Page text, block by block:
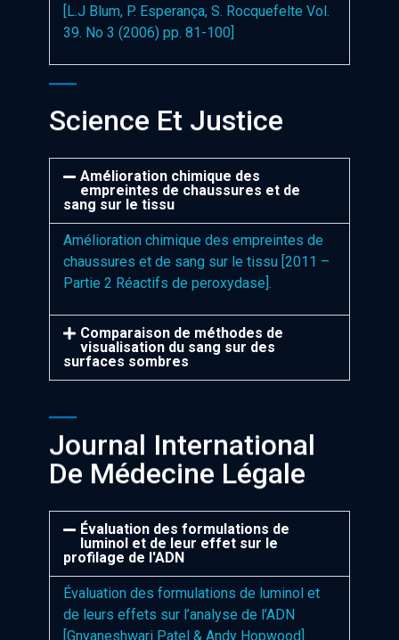
[L.J Blum, P. Esperança, S. Rocquefelte Vol.
39. No 3 (2006) pp. 81-100]
Science Et Justice
Amélioration chimique des
empreintes de chaussures et de
sang sur le tissu
Amélioration chimique des empreintes de
chaussures et de sang sur le tissu [2011 –
Partie 2 Réactifs de peroxydase].
Comparaison de méthodes de
visualisation du sang sur des
surfaces sombres
Journal International
De Médecine Légale
Évaluation des formulations de
luminol et de leur effet sur le
profilage de l'ADN
Évaluation des formulations de luminol et
de leurs effets sur l’analyse de l’ADN
[Gnyaneshwari Patel & Andy Hopwood].